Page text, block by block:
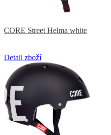
CORE Street Helma white
Detail zboží